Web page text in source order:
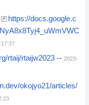
https://docs.google.c
rtaij/rtaijw2023 -- 2023-
okojyo21/articles/